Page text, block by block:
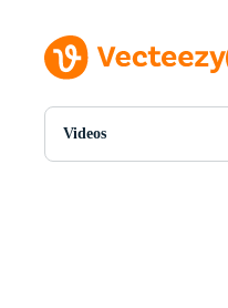
Videos
Todas Imágenes